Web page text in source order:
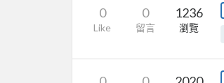
0
Like
0
留言
1236
瀏覽